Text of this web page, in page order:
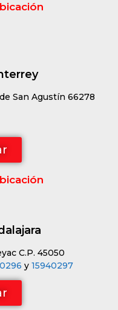
San Agustín 66278
C.P. 45050
y 15940297